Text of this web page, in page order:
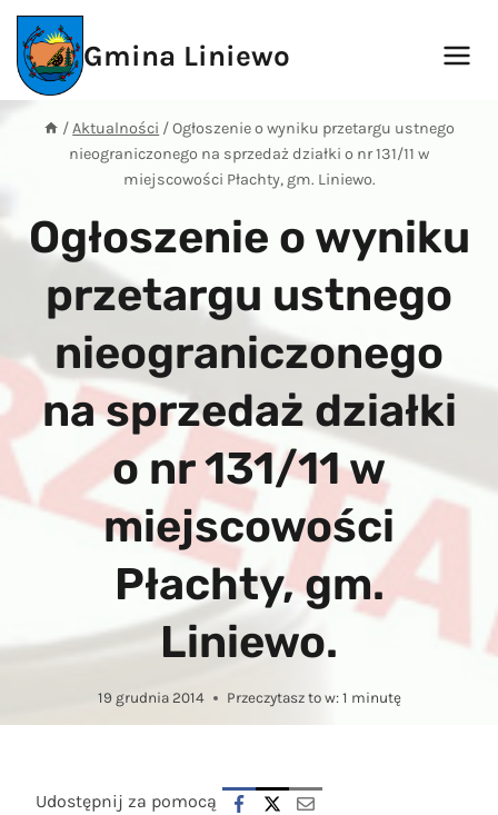
Przejdź
treści
Gmina Liniewo
/Aktualności /Ogłoszenie o wyniku przetargu ustnego
nieograniczonego na sprzedaż działki o nr 131/11 w
miejscowości Płachty, gm. Liniewo.
Ogłoszenie o wyniku
przetargu ustnego
nieograniczonego
na sprzedaż działki
o nr 131/11 w
miejscowości
Płachty, gm.
Liniewo.
19 grudnia 2014 Przeczytasz to w:1 minutę
Udostępnij za pomocą